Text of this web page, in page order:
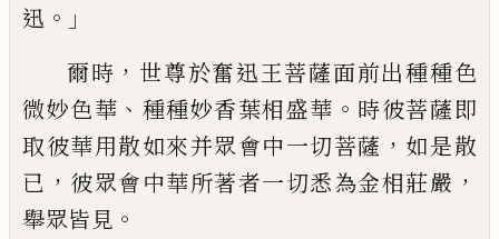
迅 。」
爾時 ， 世尊於奮迅王菩薩面前出種種色
微妙色華 、 種種妙香葉相盛華 。 時彼菩薩即
取彼華用散如來并眾會中一切菩薩 ， 如是散
已 ， 彼眾會中華所著者一切悉為金相莊嚴 ，
舉眾皆見 。